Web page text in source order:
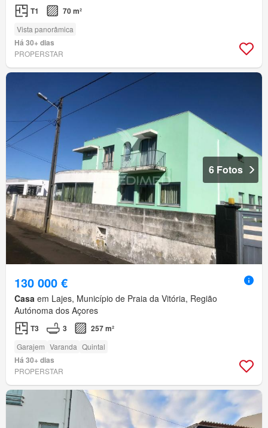
T1 70 m²
Vista panorâmica
Há 30+ dias
PROPERSTAR
6 Fotos
130 000 €
Casa em Lajes, Município de Praia da Vitória, Região
Autónoma dos Açores
T3 3 257 m²
Garajem Varanda Quintal
Há 30+ dias
PROPERSTAR